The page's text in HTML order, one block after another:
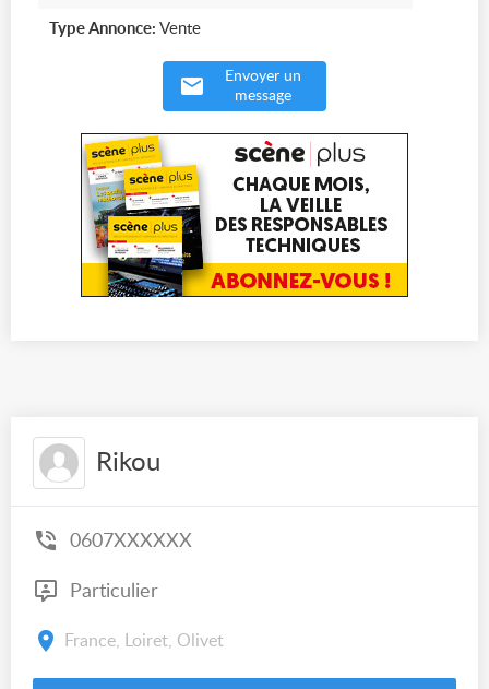
Type Annonce: Vente
Envoyer un
message
Rikou
0607XXXXXX
Particulier
France, Loiret, Olivet